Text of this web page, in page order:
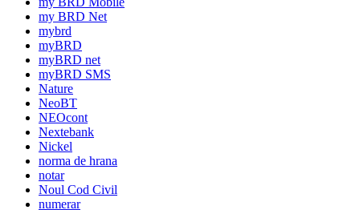
my BRD Net
mybrd
myBRD
myBRD net
myBRD SMS
Nature
NeoBT
NEOcont
Nextebank
Nickel
norma de hrana
notar
Noul Cod Civil
numerar